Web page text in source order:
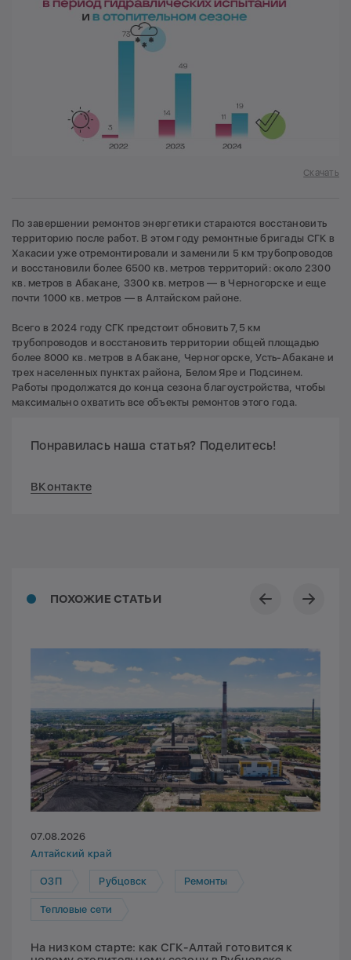
Скачать
По завершении ремонтов энергетики стараются восстановить
территорию после работ. В этом году ремонтные бригады СГК в
Хакасии уже отремонтировали и заменили 5 км трубопроводов
и восстановили более 6500 кв. метров территорий: около 2300
кв. метров в Абакане, 3300 кв. метров — в Черногорске и еще
почти 1000 кв. метров — в Алтайском районе.
Всего в 2024 году СГК предстоит обновить 7,5 км
трубопроводов и восстановить территории общей площадью
более 8000 кв. метров в Абакане, Черногорске, Усть-Абакане и
трех населенных пунктах района, Белом Яре и Подсинем.
Работы продолжатся до конца сезона благоустройства, чтобы
максимально охватить все объекты ремонтов этого года.
Понравилась наша статья? Поделитесь!
ВКонтакте
ПОХОЖИЕ СТАТЬИ
07.08.2026
Алтайский край
ОЗП Рубцовск Ремонты
Тепловые сети
На низком старте: как СГК-Алтай готовится к